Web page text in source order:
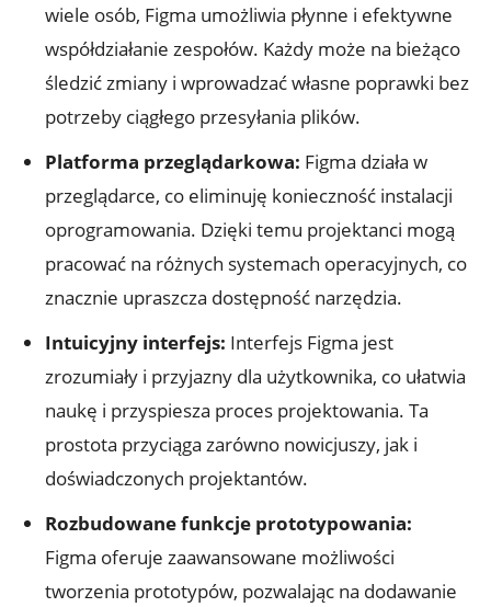
wiele osób, Figma umożliwia płynne i​ efektywne
współdziałanie zespołów.‌ Każdy może ⁢na bieżąco⁤
śledzić zmiany i ⁣wprowadzać własne poprawki ​bez
potrzeby ciągłego ⁤przesyłania plików.
Platforma‌ przeglądarkowa: Figma działa ⁢w
przeglądarce, ⁢co​ eliminuję konieczność⁢ instalacji
oprogramowania. Dzięki temu projektanci mogą
pracować na⁣ różnych systemach operacyjnych, co
znacznie upraszcza dostępność narzędzia.
Intuicyjny interfejs: Interfejs‍ Figma ‌jest
zrozumiały i przyjazny dla użytkownika, co ułatwia
naukę ⁢i przyspiesza proces projektowania. Ta
prostota przyciąga zarówno nowicjuszy, jak i⁣
doświadczonych projektantów.
Rozbudowane funkcje prototypowania:
Figma‍ oferuje ⁣zaawansowane możliwości
tworzenia prototypów, pozwalając na dodawanie